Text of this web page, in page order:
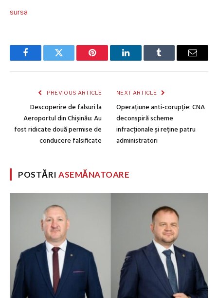
sursa
FacebookTwitter Pinterest LinkedInTumblr Email
PREVIOUS ARTICLE
Descoperire de falsuri la
Aeroportul din Chișinău: Au
fost ridicate două permise de
conducere falsificate
NEXT ARTICLE
Operațiune anti-corupție: CNA
deconspiră scheme
infracționale și reține patru
administratori
POSTĂRIASEMĂNATOARE